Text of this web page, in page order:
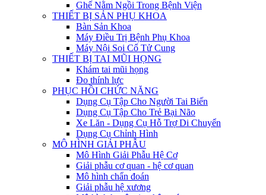
Ghế Nằm Ngồi Trong Bệnh Viện
THIẾT BỊ SẢN PHỤ KHOA
Bàn Sản Khoa
Máy Điều Trị Bệnh Phụ Khoa
Máy Nội Soi Cổ Tử Cung
THIẾT BỊ TAI MŨI HỌNG
Khám tai mũi họng
Đo thính lực
PHỤC HỒI CHỨC NĂNG
Dụng Cụ Tập Cho Người Tai Biến
Dụng Cụ Tập Cho Trẻ Bại Não
Xe Lăn - Dụng Cụ Hỗ Trợ Di Chuyển
Dụng Cụ Chỉnh Hình
MÔ HÌNH GIẢI PHẪU
Mô Hình Giải Phẫu Hệ Cơ
Giải phẫu cơ quan - hệ cơ quan
Mô hình chẩn đoán
Giải phẫu hệ xương